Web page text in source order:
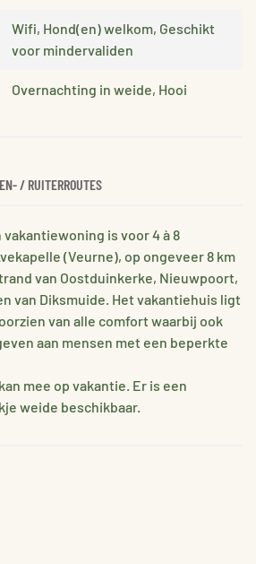
Wifi, Hond(en) welkom, Geschikt
voor mindervaliden
Overnachting in weide, Hooi
/ RUITERROUTES
is voor 4 à 8
(Veurne), op ongeveer 8 km
van Oostduinkerke, Nieuwpoort,
van Diksmuide. Het vakantiehuis ligt
van alle comfort waarbij ook
aan mensen met een beperkte
mee op vakantie. Er is een
weide beschikbaar.